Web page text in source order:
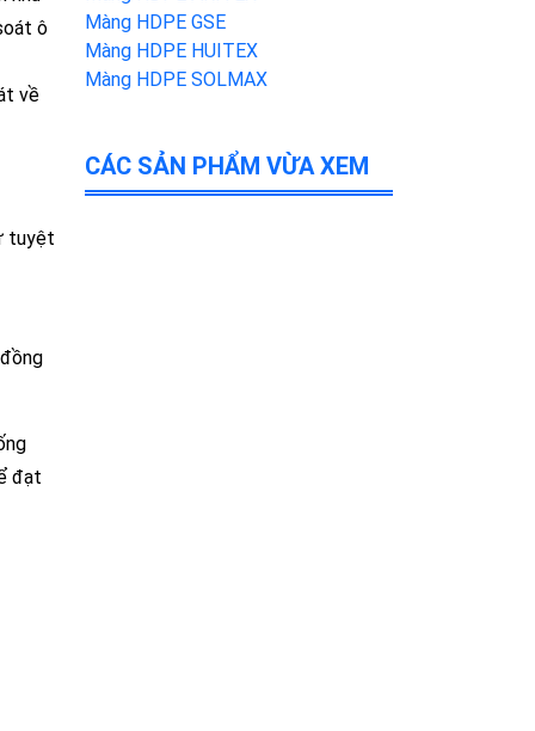
ô
về
tuyệt
đạt
Màng HDPE GSE
Màng HDPE HUITEX
Màng HDPE SOLMAX
CÁC SẢN PHẨM VỪA XEM